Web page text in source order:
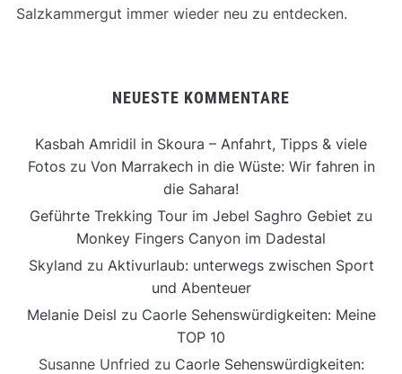
Salzkammergut immer wieder neu zu entdecken.
NEUESTE KOMMENTARE
Kasbah Amridil in Skoura – Anfahrt, Tipps & viele
Fotoszu Von Marrakech in die Wüste: Wir fahren in
die Sahara!
Geführte Trekking Tour im Jebel Saghro Gebiet zu
Monkey Fingers Canyon im Dadestal
Skyland zu Aktivurlaub: unterwegs zwischen Sport
und Abenteuer
Melanie Deisl zu Caorle Sehenswürdigkeiten: Meine
TOP 10
Susanne Unfried zu Caorle Sehenswürdigkeiten: